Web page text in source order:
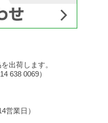
出荷します。
638 0069）
営業日）